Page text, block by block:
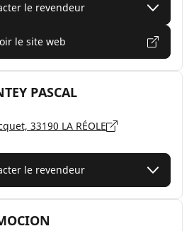
le revendeur
le site web
PASCAL
33190 LA RÉOLE
le revendeur